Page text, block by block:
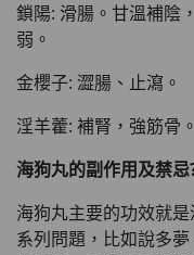
鎖陽: 滑腸。甘溫補陰
弱。
金櫻子: 澀腸、止瀉。
淫羊藿: 補腎，強筋骨。
海狗丸的副作用及禁忌
海狗丸主要的功效就
系列問題，比如說多